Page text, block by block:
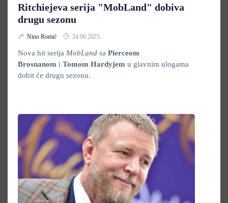
Ritchiejeva serija "MobLand" dobiva
drugu sezonu
Nino Romić 24.06.2025.
Nova hit serija MobLand sa Pierceom
Brosnanom i Tomom Hardyjem u glavnim ulogama
dobit će drugu sezonu.